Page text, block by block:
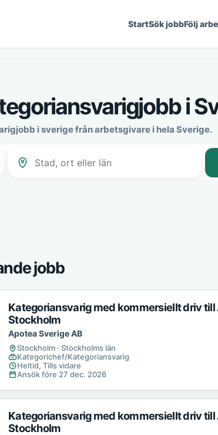
StartSök jobbFölj
i
i sverige från arbetsgivare i hela Sverige.
jobb
Kategoriansvarig med kommersiellt driv till
Stockholm
Apotea Sverige AB
Stockholm · Stockholms län
Kategorichef/Kategoriansvarig
Heltid, Tills vidare
Ansök före 27 dec. 2026
Kategoriansvarig med kommersiellt driv till
Stockholm